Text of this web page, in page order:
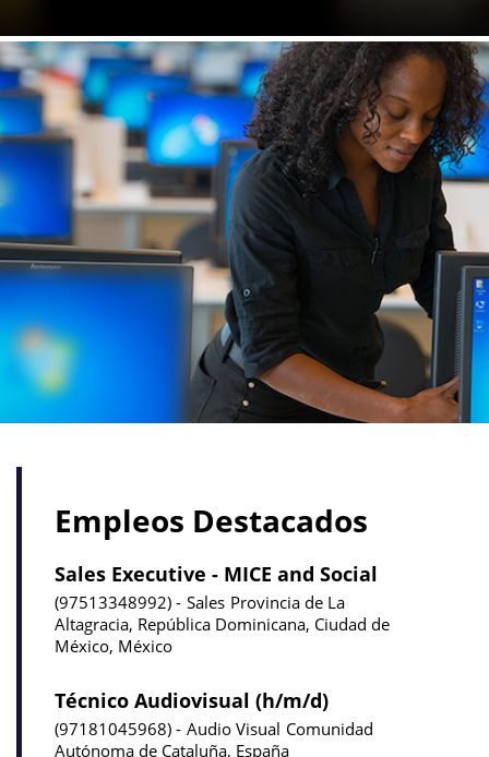
Empleos Destacados
Sales Executive - MICE and Social
97513348992 Sales Provincia de La
Altagracia, República Dominicana, Ciudad de
México, México
Técnico Audiovisual (h/m/d)
97181045968 Audio Visual Comunidad
Autónoma de Cataluña, España